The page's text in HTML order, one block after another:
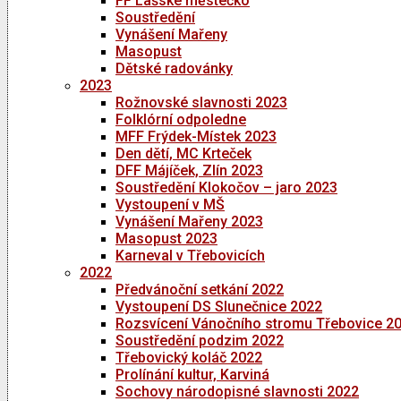
Soustředění
Vynášení Mařeny
Masopust
Dětské radovánky
2023
Rožnovské slavnosti 2023
Folklórní odpoledne
MFF Frýdek-Místek 2023
Den dětí, MC Krteček
DFF Májíček, Zlín 2023
Soustředění Klokočov – jaro 2023
Vystoupení v MŠ
Vynášení Mařeny 2023
Masopust 2023
Karneval v Třebovicích
2022
Předvánoční setkání 2022
Vystoupení DS Slunečnice 2022
Rozsvícení Vánočního stromu Třebovice
Soustředění podzim 2022
Třebovický koláč 2022
Prolínání kultur, Karviná
Sochovy národopisné slavnosti 2022